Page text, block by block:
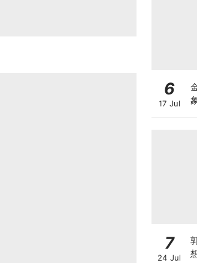
6
17 Jul
7
24 Jul